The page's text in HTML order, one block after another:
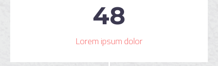
48
Lorem ipsum dolor